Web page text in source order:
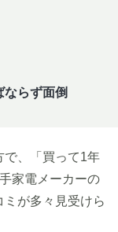
ならず面倒
で、「買って1年
家電メーカーの
が多々見受けら